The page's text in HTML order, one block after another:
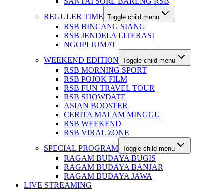
REGULER TIME Toggle child menu
RSB BINCANG SIANG
RSB JENDELA LITERASI
NGOPI JUMAT
WEEKEND EDITION Toggle child menu
RSB MORNING SPORT
RSB POJOK FILM
RSB FUN TRAVEL TOUR
RSB SHOWDATE
ASIAN BOOSTER
CERITA MALAM MINGGU
RSB WEEKEND
RSB VIRAL ZONE
SPECIAL PROGRAM Toggle child menu
RAGAM BUDAYA BUGIS
RAGAM BUDAYA BANJAR
RAGAM BUDAYA JAWA
LIVE STREAMING